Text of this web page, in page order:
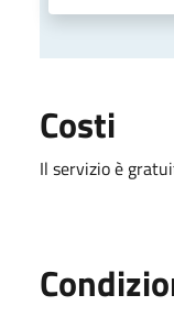
Costi
Il servizio è